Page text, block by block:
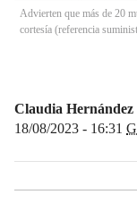
Advierten que más de 20
cortesía (referencia
Claudia Hernández
18/08/2023 - 16:31